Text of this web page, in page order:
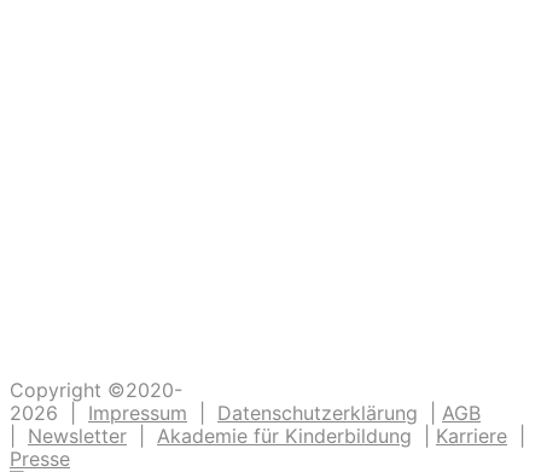
Copyright ©2020-
2026 | Impressum Datenschutzerklärung
AGB
Newsletter Akademie für Kinderbildung Karriere
Presse